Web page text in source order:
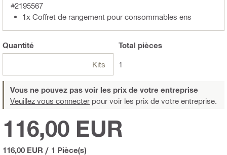
#2195567
1x Coffret de rangement pour consommables ens
Quantité
Kits
Total pièces
1
Vous ne pouvez pas voir les prix de votre entreprise
Veuillez vous connecter pour voir les prix de votre entreprise.
116,00 EUR
116,00 EUR / 1 Pièce(s)